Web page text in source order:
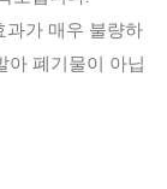
가 매우 불량하
아 폐기물이 아닙